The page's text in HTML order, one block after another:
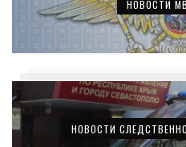
НОВОСТИ
НОВОСТИ